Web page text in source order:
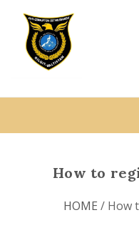
How to
HOME / How